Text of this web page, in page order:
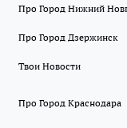
Про Город Нижний
Про Город Дзержинск
Твои Новости
Про Город Краснодара